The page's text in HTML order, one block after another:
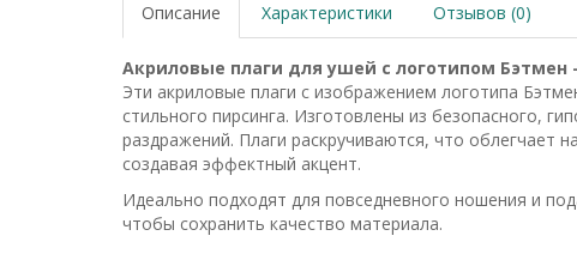
Описание Характеристики Отзывов (0)
Акриловые плаги для ушей с логотипом Бэтмен
Эти акриловые плаги с изображением логотипа
стильного пирсинга. Изготовлены из безопасного,
раздражений. Плаги раскручиваются, что облегчает
создавая эффектный акцент.
Идеально подходят для повседневного ношения и
чтобы сохранить качество материала.